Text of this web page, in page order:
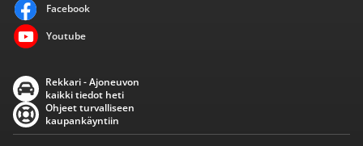
Facebook
Youtube
Rekkari - Ajoneuvon
kaikki tiedot heti
Ohjeet turvalliseen
kaupankäyntiin